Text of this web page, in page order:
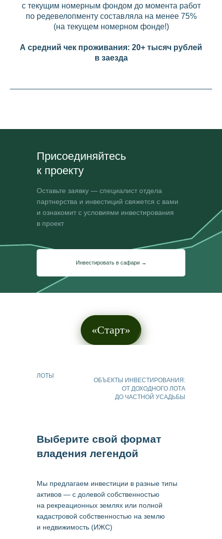
с текущим номерным фондом до момента работ
по редевелопменту составляла на менее 75%
(на текущем номерном фонде!)
А средний чек проживания: 20+ тысяч рублей
в заезда
Присоединяйтесь
к проекту
Оставьте заявку — специалист отдела
партнерства и инвестиций свяжется с вами
и ознакомит с условиями инвестирования
в проект
Инвестировать в сафари →
«Старт»
ОБЪЕКТЫ ИНВЕСТИРОВАНИЯ:
ОТ ДОХОДНОГО ЛОТА
ДО ЧАСТНОЙ УСАДЬБЫ
ЛОТЫ
Выберите свой формат
владения легендой
Мы предлагаем инвестиции в разные типы
активов — с долевой собственностью
на рекреационных землях или полной
кадастровой собственностью на землю
и недвижимость (ИЖС)